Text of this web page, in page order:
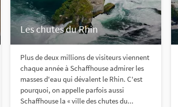
Les chutes du Rhin
Plus de deux millions de visiteurs viennent
chaque année à Schaffhouse admirer les
masses d'eau qui dévalent le Rhin. C'est
pourquoi, on appelle parfois aussi
Schaffhouse la « ville des chutes du...